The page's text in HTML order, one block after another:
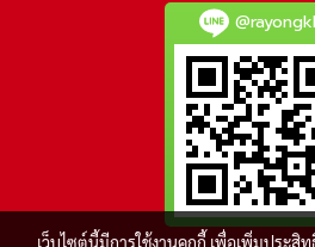
เว็บไซต์นี้มีการใช้งานคุกกี้ เพื่อเพิ่มประ